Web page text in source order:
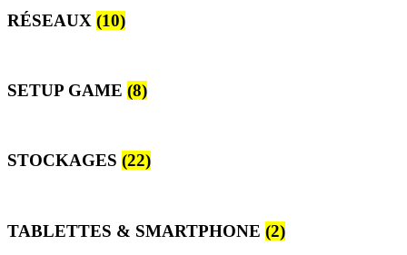
RÉSEAUX (10)
SETUP GAME (8)
STOCKAGES (22)
TABLETTES & SMARTPHONE (2)